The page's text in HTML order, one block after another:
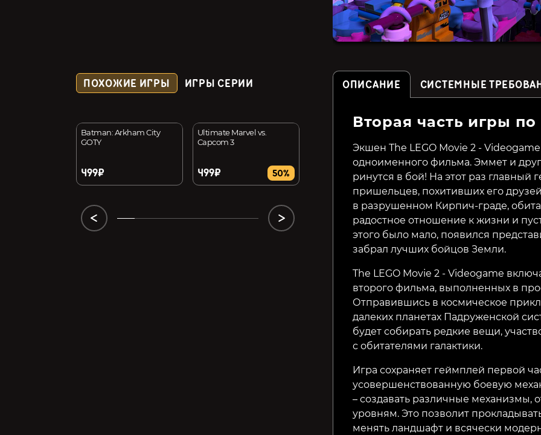
ПОХОЖИЕ ИГРЫ ИГРЫ СЕРИИ
Batman: Arkham City
GOTY
499₽
Ultimate Marvel vs.
Capcom 3
499₽ 50%
Marvel’s Spider-Man
Remastered (СНГ, кроме
73%
DRAGON BALL: THE
BREAKERS
219₽ 74%
ОПИСАНИЕ СИСТЕМНЫЕ
Вторая часть игры
Экшен The LEGO Movie 2 -
одноименного фильма. Эммет и
ринутся в бой! На этот раз главный
пришельцев, похитивших его
в разрушенном Кирпич-граде,
радостное отношение к жизни и
этого было мало, появился
забрал лучших бойцов Земли.
The LEGO Movie 2 - Videogame
второго фильма, выполненных в
Отправившись в космическое
далеких планетах Падруженской
будет собирать редкие вещи,
с обитателями галактики.
Игра сохраняет геймплей первой
усовершенствованную боевую
– создавать различные механизмы,
уровням. Это позволит
менять ландшафт и всячески